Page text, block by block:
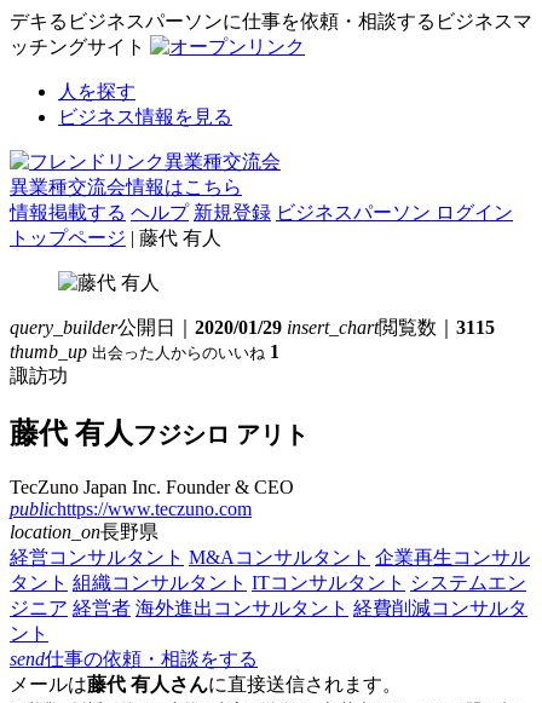
デキるビジネスパーソンに仕事を依頼・相談するビジネスマ
ッチングサイト
人を探す
ビジネス情報を見る
異業種交流会情報はこちら
情報掲載する ヘルプ 新規登録 ビジネスパーソン ログイン
トップページ | 藤代 有人
query_builder公開日｜ 2020/01/29 insert_chart閲覧数｜ 3115
thumb_up 出会った人からのいいね 1
諏訪功
藤代 有人 フジシロ アリト
TecZuno Japan Inc. Founder & CEO
publichttps://www.teczuno.com
location_on長野県
経営コンサルタント M&Aコンサルタント 企業再生コンサル
タント 組織コンサルタント ITコンサルタント システムエン
ジニア 経営者 海外進出コンサルタント 経費削減コンサルタ
ント
send仕事の依頼・相談をする
メールは藤代 有人さんに直接送信されます。